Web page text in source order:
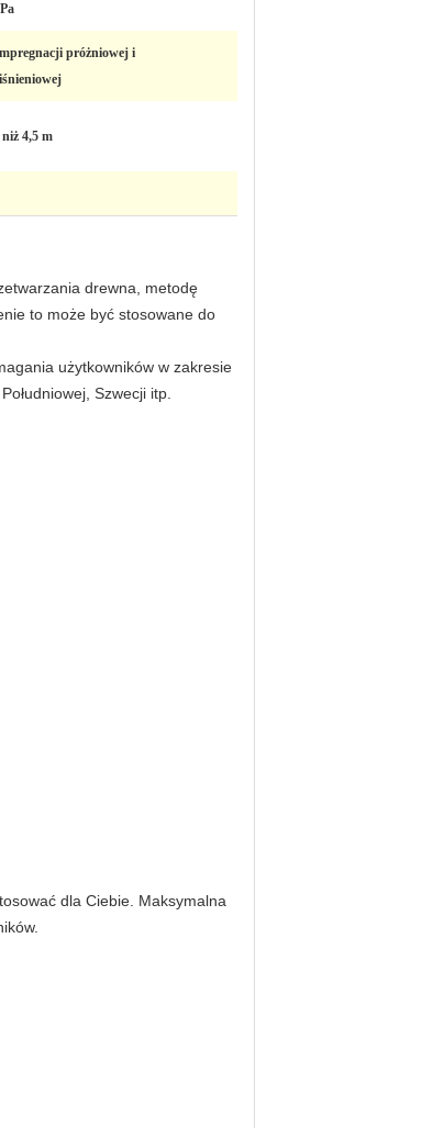
próżniowej i
4,5 m
drewna, metodę
to może być stosowane do
użytkowników w zakresie
Szwecji itp.
dla Ciebie. Maksymalna